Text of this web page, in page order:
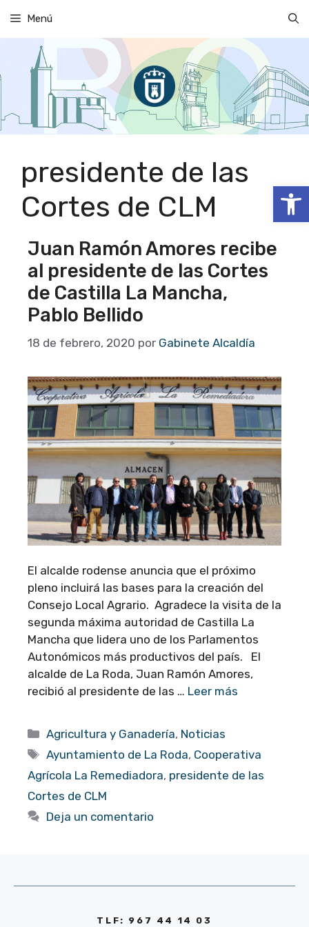
Abrir
contenido
Menú
presidente de las
Cortes de CLM
Juan Ramón Amores recibe
al presidente de las Cortes
de Castilla La Mancha,
Pablo Bellido
18 de febrero, 2020 por Gabinete Alcaldía
El alcalde rodense anuncia que el próximo
pleno incluirá las bases para la creación del
Consejo Local Agrario. Agradece la visita de la
segunda máxima autoridad de Castilla La
Mancha que lidera uno de los Parlamentos
Autonómicos más productivos del país. El
alcalde de La Roda, Juan Ramón Amores,
recibió al presidente de las … Leer más
Categorías
Agricultura y Ganadería, Noticias
Etiquetas
Ayuntamiento de La Roda, Cooperativa
Agrícola La Remediadora, presidente de las
Cortes de CLM
Deja un comentario
TLF: 967 44 14 03